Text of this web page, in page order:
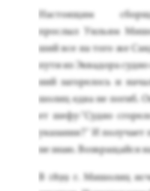
Нас­то­ящим
прос­лыл У­иль­ям
ший все на то­го же
пу­ти из Эк­ва­дора
ний за­горе­лось и
шолиц ед­ва не по­гиб.
ет ше­фу:"Суд­но
ука­зания?" И по­луча­ет
не знаю. Воз­вра­щай­ся
В 1899 г. Ми­шолиц